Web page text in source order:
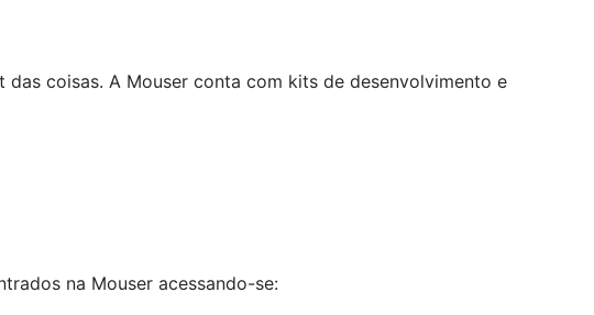
coisas. A Mouser conta com kits de desenvolvimento e
na Mouser acessando-se: